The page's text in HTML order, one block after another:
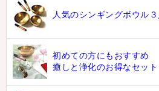
人気のシンギングボウル
初めての方にもおすすめ
癒しと浄化のお得なセット